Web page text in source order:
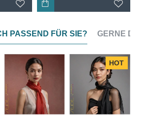
Und genau das ist der
PASSEND FÜR SIE? GERNE
HOT